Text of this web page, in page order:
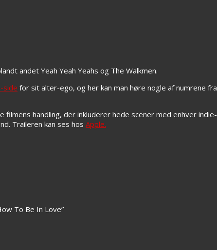
andet Yeah Yeah Yeahs og The Walkmen.
side for sit alter-ego, og her kan man høre nogle af numrene fra
handling, der inkluderer hede scener med enhver indie-
Traileren kan ses hos Apple.
To Be In Love”